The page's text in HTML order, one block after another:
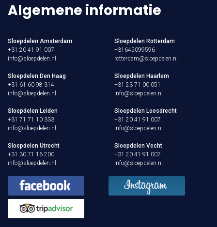
Algemene informatie
Sloepdelen Amsterdam
+31 20 41 91 007
info@sloepdelen.nl
Sloepdelen Rotterdam
+31645099596
rotterdam@sloepdelen.nl
Sloepdelen Den Haag
+31 61 60 98 314
info@sloepdelen.nl
Sloepdelen Haarlem
+31 23 71 00 051
info@sloepdelen.nl
Sloepdelen Leiden
+31 71 71 10 333
info@sloepdelen.nl
Sloepdelen Loosdrecht
+31 20 41 91 007
info@sloepdelen.nl
Sloepdelen Utrecht
+31 30 71 16 200
info@sloepdelen.nl
Sloepdelen Vecht
+31 20 41 91 007
info@sloepdelen.nl